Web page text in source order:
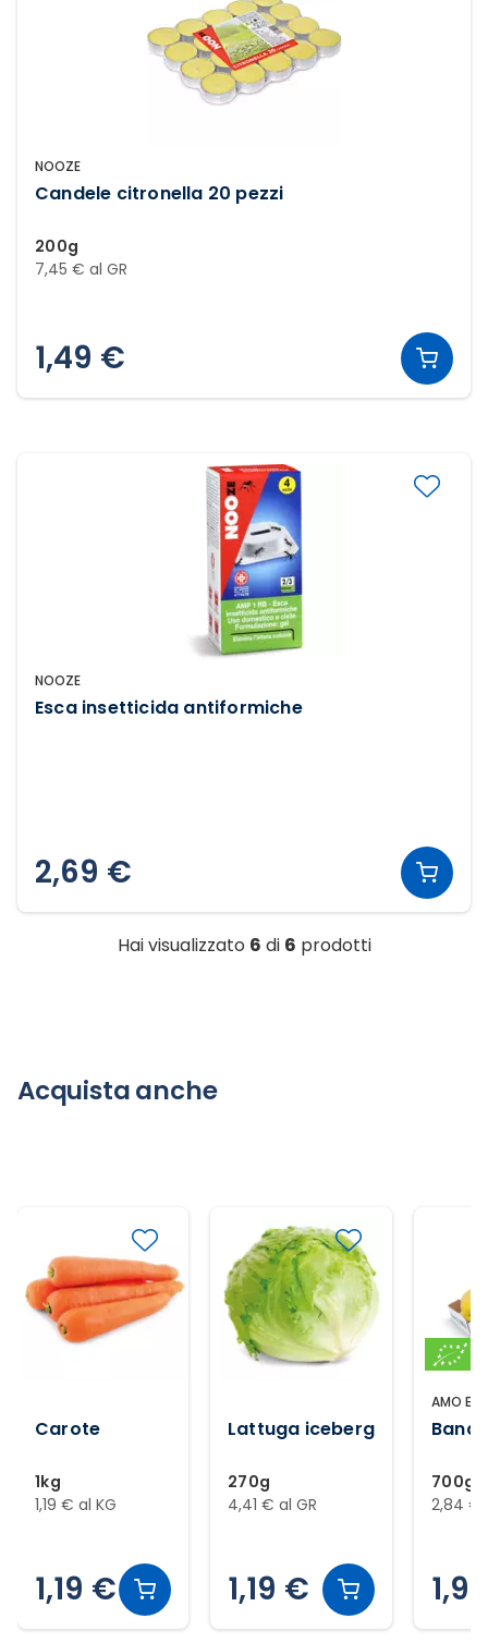
NOOZE
Candele citronella 20 pezzi
200g
7,45 € al GR
1,49 €
NOOZE
Esca insetticida antiformiche
2,69 €
Hai visualizzato 6 di 6 prodotti
Acquista anche
Carote
1kg
1,19 € al KG
1,19 €
Lattuga iceberg
270g
4,41 € al GR
1,19 €
AMO
700g
2,84 €